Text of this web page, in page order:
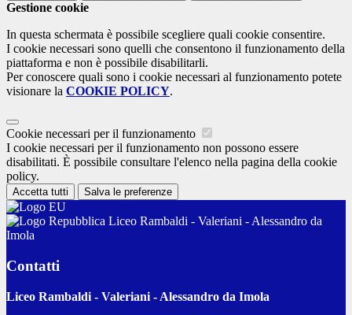
Gestione cookie
In questa schermata è possibile scegliere quali cookie consentire.
I cookie necessari sono quelli che consentono il funzionamento della
piattaforma e non è possibile disabilitarli.
Per conoscere quali sono i cookie necessari al funzionamento potete
visionare la COOKIE POLICY.
Cookie necessari per il funzionamento
I cookie necessari per il funzionamento non possono essere
disabilitati. È possibile consultare l'elenco nella pagina della cookie
policy.
Accetta tutti Salva le preferenze
Liceo Rambaldi - Valeriani - Alessandro da
Imola
Contatti
Liceo Rambaldi - Valeriani - Alessandro da Imola